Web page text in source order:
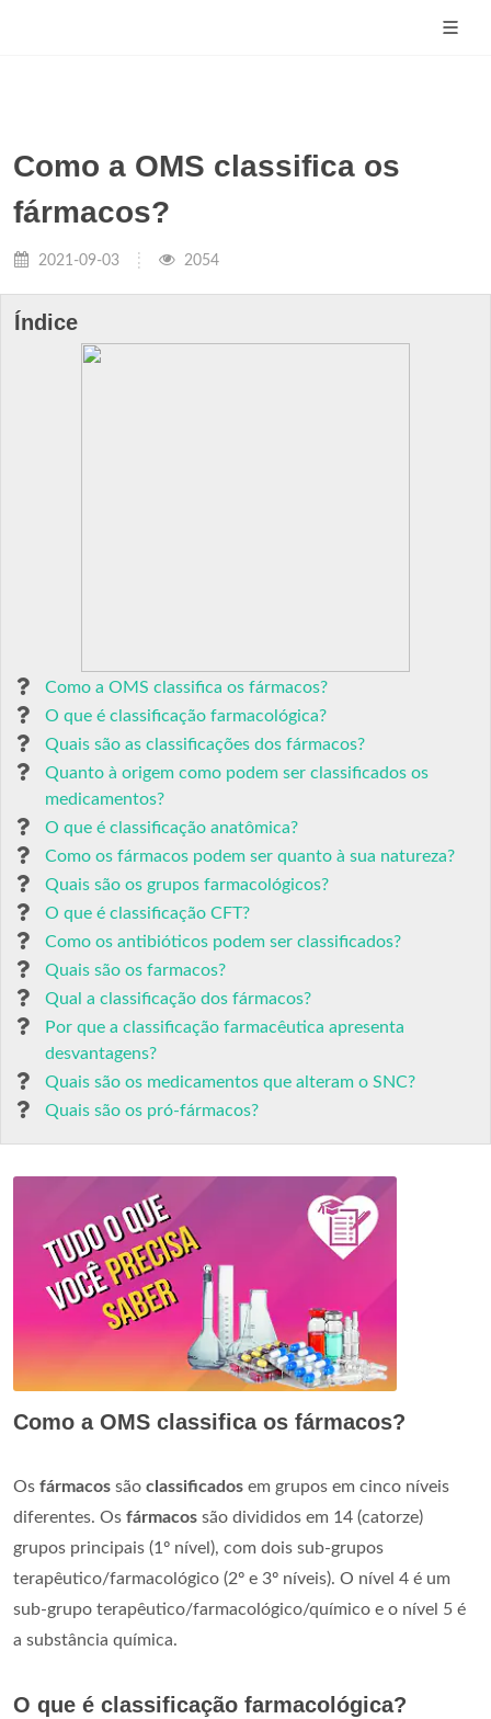
Como a OMS classifica os
fármacos?
2021-09-03 2054
Índice
Como a OMS classifica os fármacos?
O que é classificação farmacológica?
Quais são as classificações dos fármacos?
Quanto à origem como podem ser classificados os
medicamentos?
O que é classificação anatômica?
Como os fármacos podem ser quanto à sua natureza?
Quais são os grupos farmacológicos?
O que é classificação CFT?
Como os antibióticos podem ser classificados?
Quais são os farmacos?
Qual a classificação dos fármacos?
Por que a classificação farmacêutica apresenta
desvantagens?
Quais são os medicamentos que alteram o SNC?
Quais são os pró-fármacos?
Como a OMS classifica os fármacos?
Os fármacos são classificados em grupos em cinco níveis
diferentes. Os fármacos são divididos em 14 (catorze)
grupos principais (1º nível), com dois sub-grupos
terapêutico/farmacológico (2º e 3º níveis). O nível 4 é um
sub-grupo terapêutico/farmacológico/químico e o nível 5 é
a substância química.
O que é classificação farmacológica?